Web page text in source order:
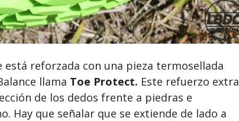
reforzada con una pieza termosellada
llama Toe Protect. Este refuerzo extra
de los dedos frente a piedras e
Hay que señalar que se extiende de lado a